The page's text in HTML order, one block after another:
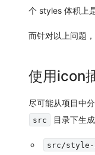
个 styles 体积上
而针对以上问题
使用icon
尽可能从项目中
src 目录下生
src/